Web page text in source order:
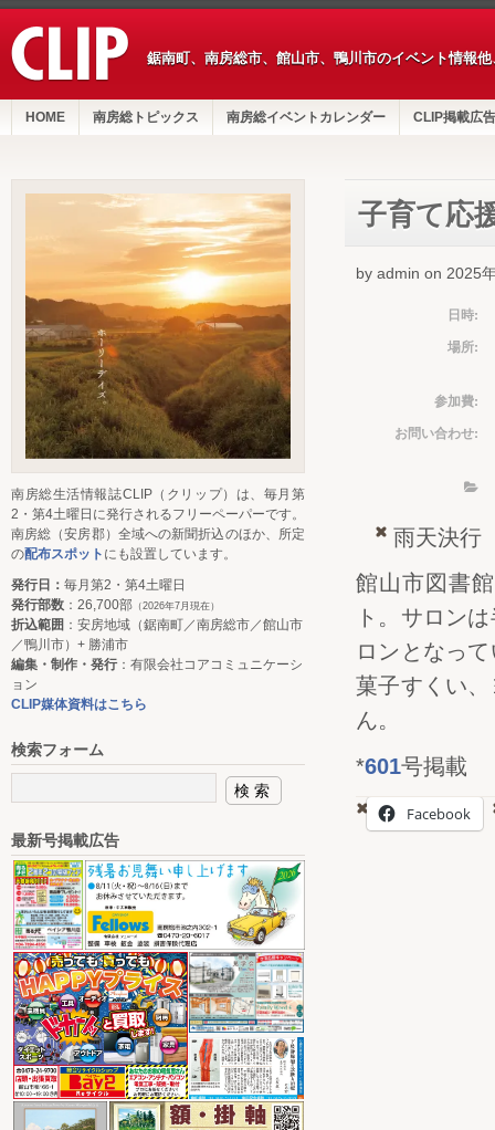
鋸南町、南房総市、館山市、鴨川市のイベント情報
HOME 南房総トピックス 南房総イベントカレンダー CLIP掲載広告
子育て応
by admin on 2025
日時:
場所:
参加費:
お問い合わせ:
雨天決行
館山市図書
ト。サロン
ロンとなっ
菓子すくい
ん。
*601号掲載
Facebook
南房総生活情報誌CLIP（クリップ）は、毎月第
2・第4土曜日に発行されるフリーペーパーです。
南房総（安房郡）全域への新聞折込のほか、所定
の配布スポット にも設置しています。
発行日： 毎月第2・第4土曜日
発行部数 ：26,700部 （2026年7月現在）
折込範囲 ：安房地域（鋸南町／南房総市／館山市
／鴨川市）+ 勝浦市
編集・制作・発行：有限会社コアコミュニケーシ
ョン
CLIP媒体資料はこちら
検索フォーム
最新号掲載広告